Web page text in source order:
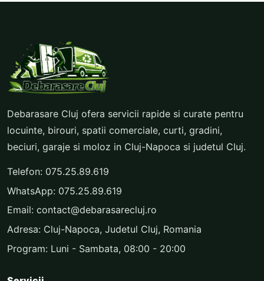
Debarasare Cluj ofera servicii rapide si curate pentru
locuinte, birouri, spatii comerciale, curti, gradini,
beciuri, garaje si moloz in Cluj-Napoca si judetul Cluj.
Telefon: 075.25.89.619
WhatsApp: 075.25.89.619
Email: contact@debarasarecluj.ro
Adresa: Cluj-Napoca, Judetul Cluj, Romania
Program: Luni - Sambata, 08:00 - 20:00